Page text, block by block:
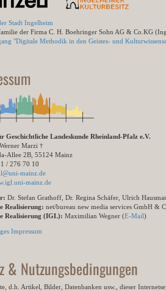
Stadt Ingelheim
der Firma C. H. Boehringer Sohn AG & Co.KG
"Digitale Methodik in den Geistes- und
Geschichtliche Landeskunde Rheinland-Pfalz e.V.
Marzi †
Allee 2B, 55124 Mainz
/ 276 70 10
mainz.de
mainz.de
Dr. Stefan Grathoff, Dr. Regina Schäfer, Ulrich
Realisierung: net/bureau new media services GmbH &
Realisierung (IGL): Maximilian Wegner (E-Mail)
Impressum
& Nutzungsbedingungen
d.h. Artikel, Bilder, Datenbanken usw., dieser